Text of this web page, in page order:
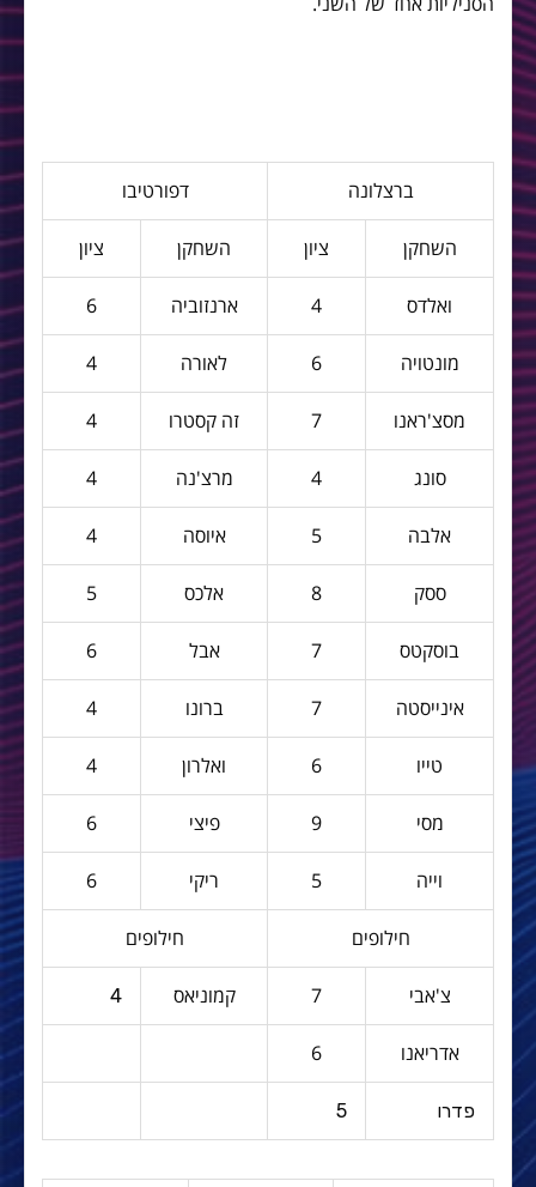
ברצלונה דפורטיבו
השחקן ציון השחקן ציון
ואלדס 4 ארנזוביה 6
מונטויה 6 לאורה 4
מסצ'ראנו 7 זה קסטרו 4
סונג 4 מרצ'נה 4
אלבה 5 איוסה 4
ססק 8 אלכס 5
בוסקטס 7 אבל 6
אינייסטה 7 ברונו 4
טייו 6 ואלרון 4
מסי 9 פיצי 6
וייה 5 ריקי 6
חילופים חילופים
צ'אבי 7 קמוניאס 4
אדריאנו 6
פדרו 5